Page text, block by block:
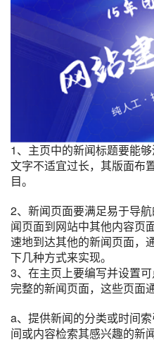
1、主页中的新闻标题要能
文字不适宜过长，其版面布
目。
2、新闻页面要满足易于导
闻页面到网站中其他内容页
速地到达其他的新闻页面，
下几种方式来实现。
3、在主页上要编写并设置
完整的新闻页面，这些页面
a、提供新闻的分类或时间
间或内容检索其感兴趣的新闻